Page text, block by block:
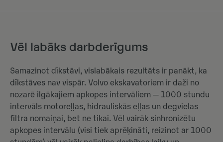
Vēl labāks darbderīgums
Samazinot dīkstāvi, vislabākais rezultāts ir panākt, ka
dīkstāves nav vispār. Volvo ekskavatoriem ir daži no
nozarē ilgākajiem apkopes intervāliem — 1000 stundu
intervāls motoreļļas, hidrauliskās eļļas un degvielas
filtra nomaiņai, bet ne tikai. Vēl vairāk sinhronizētu
apkopes intervālu (visi tiek aprēķināti, reizinot ar 1000